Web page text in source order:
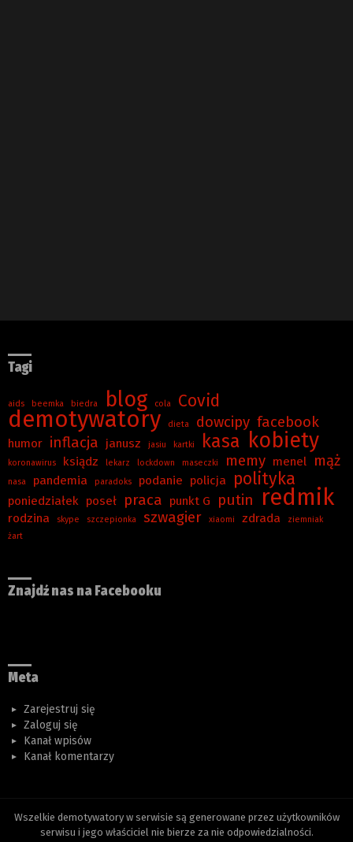
Tagi
aids beemka biedra blog cola Covid
demotywatory dieta dowcipy facebook
humor inflacja janusz jasiu kartki kasa kobiety
koronawirus ksiądz lekarz lockdown maseczki memy menel mąż
nasa pandemia paradoks podanie policja polityka
poniedziałek poseł praca punkt G putin redmik
rodzina skype szczepionka szwagier xiaomi zdrada
ziemniak
żart
Znajdź nas na Facebooku
Meta
Zarejestruj się
Zaloguj się
Kanał wpisów
Kanał komentarzy
Wszelkie demotywatory w serwisie są generowane przez użytkowników
serwisu i jego właściciel nie bierze za nie odpowiedzialności.